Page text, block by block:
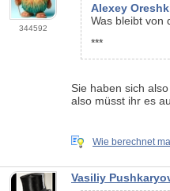
344592
Alexey
Was bleibt von
***
Sie haben sich
also müsst ihr es
Wie berechnet
Vasiliy